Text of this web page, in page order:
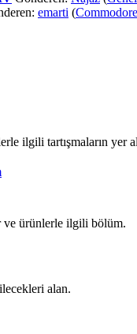
emarti (Commodore
ilgili tartışmaların yer
ürünlerle ilgili bölüm.
alan.